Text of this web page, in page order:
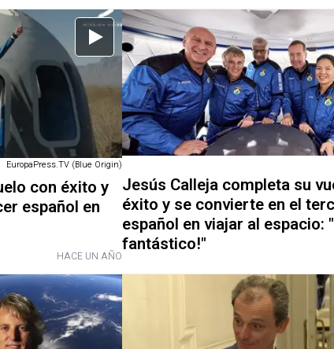
EuropaPress.TV (Blue Origin)
con éxito y
español en
HACE UN AÑO
Jesús Calleja completa su
éxito y se convierte en el
español en viajar al espacio:
fantástico!"